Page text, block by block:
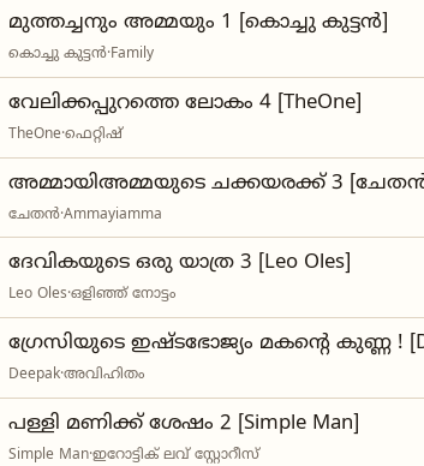
മുത്തച്ചനും അമ്മയും 1 [കൊച്ചു കുട്ടൻ]
കൊച്ചു കുട്ടൻ·Family
വേലിക്കപ്പുറത്തെ ലോകം 4 [TheOne]
TheOne·ഫെറ്റിഷ്
അമ്മായിഅമ്മയുടെ ചക്കയരക്ക് 3
ചേതൻ·Ammayiamma
ദേവികയുടെ ഒരു യാത്ര 3 [Leo Oles]
Leo Oles·ഒളിഞ്ഞ് നോട്ടം
ഗ്രേസിയുടെ ഇഷ്ടഭോജ്യം മകന്റെ കുണ്ണ !
Deepak·അവിഹിതം
പള്ളി മണിക്ക് ശേഷം 2 [Simple Man]
Simple Man·ഇറോട്ടിക് ലവ് സ്റ്റോറീസ്